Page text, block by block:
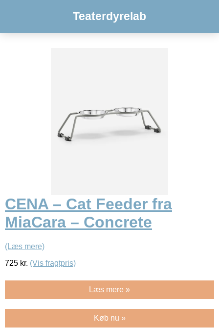
Teaterdyrelab
CENA – Cat Feeder fra
MiaCara – Concrete
(Læs mere)
725 kr. (Vis fragtpris)
Læs mere »
Køb nu »